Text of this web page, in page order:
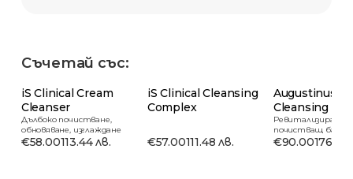
Съчетай със:
iS Clinical Cream
Cleanser
Дълбоко почистване,
обновяване, изглаждане
€58.00113.44 лв.
iS Clinical Cleansing
Complex
€57.00111.48 лв.
Augustinus
Cleansing
Ревитализиращ,
почистващ
€90.00176.02